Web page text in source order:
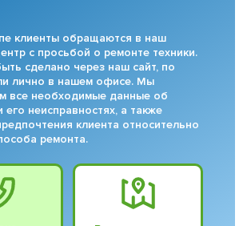
клиенты обращаются в наш
с просьбой о ремонте техники.
сделано через наш сайт, по
лично в нашем офисе. Мы
все необходимые данные об
его неисправностях, а также
клиента относительно
ремонта.